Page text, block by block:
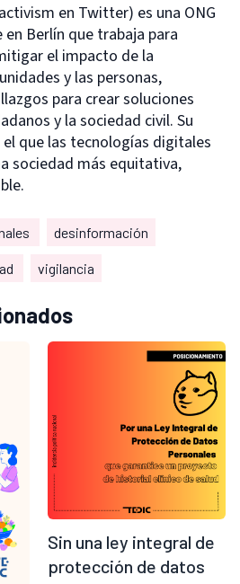
en Twitter) es una ONG
Berlín que trabaja para
el impacto de la
y las personas,
para crear soluciones
y la sociedad civil. Su
que las tecnologías digitales
sociedad más equitativa,
desinformación
vigilancia
Sin una ley integral de
protección de datos